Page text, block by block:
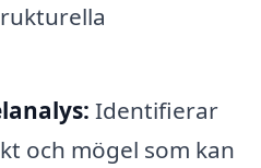
Identifierar
och mögel som kan